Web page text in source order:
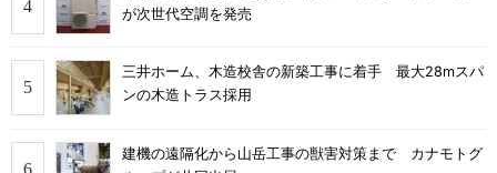
が次世代空調を発売
三井ホーム、木造校舎の新築工事に着手 最大28mスパ
ンの木造トラス採用
建機の遠隔化から山岳工事の獣害対策まで カナモトグ